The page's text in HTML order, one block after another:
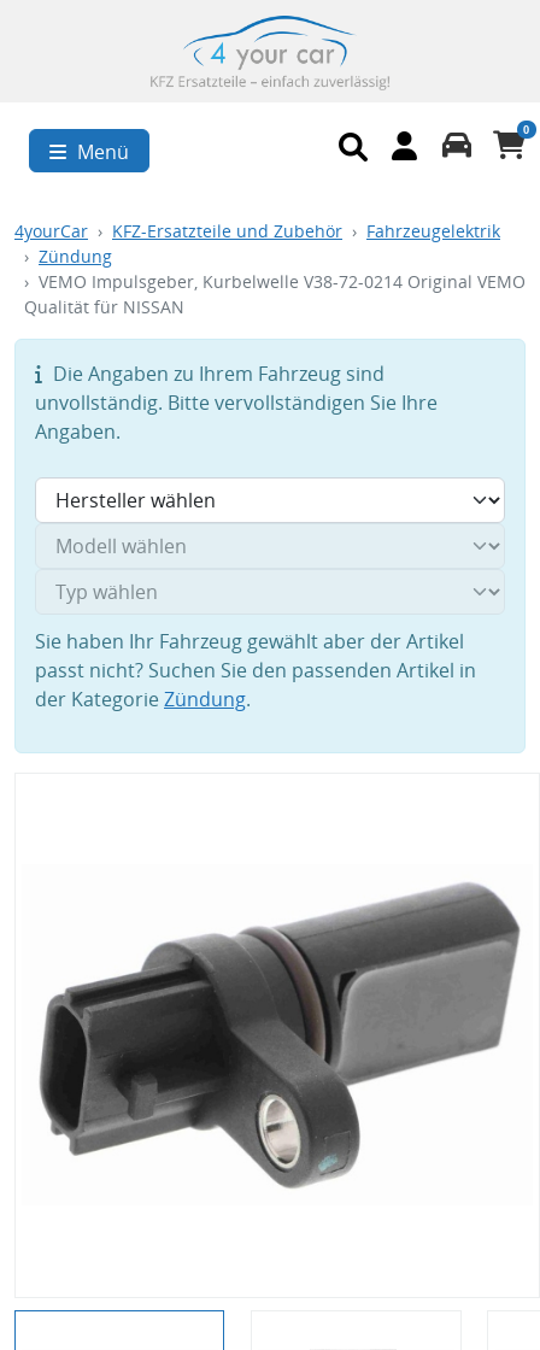
Menü
0
4yourCar KFZ-Ersatzteile und Zubehör
Fahrzeugelektrik
Zündung
VEMO Impulsgeber, Kurbelwelle V38-72-0214 Original VEMO
Qualität für NISSAN
Die Angaben zu Ihrem Fahrzeug sind
unvollständig. Bitte vervollständigen Sie Ihre
Angaben.
Sie haben Ihr Fahrzeug gewählt aber der Artikel
passt nicht? Suchen Sie den passenden Artikel in
der KategorieZündung.